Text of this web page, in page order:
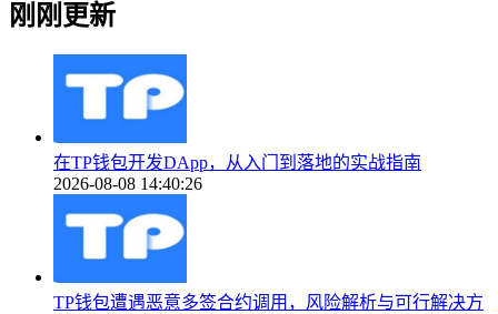
刚刚更新
在TP钱包开发DApp，从入门到落地的实战指南
2026-08-08 14:40:26
TP钱包遭遇恶意多签合约调用，风险解析与可行解决方